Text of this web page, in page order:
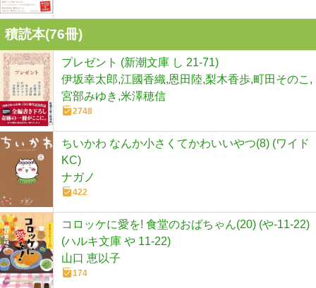
積読本(76冊)
プレゼント (新潮文庫 し 21-71)
伊坂幸太郎,江國香織,恩田陸,梨木香歩,町田そのこ,
宮部みゆき,米澤穂信
2748
ちいかわ なんか小さくてかわいいやつ(8) (ワイド
KC)
ナガノ
422
コロッケに愛を! 食堂のおばちゃん(20) (や-11-22)
(ハルキ文庫 や 11-22)
山口 恵以子
174